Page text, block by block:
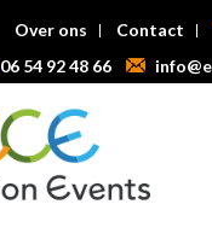
Over ons
Contact
06 54 92 48 66